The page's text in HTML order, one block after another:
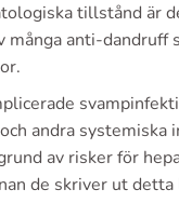
tillstånd är
anti-dandruff
andra
av risker för
de skriver ut detta